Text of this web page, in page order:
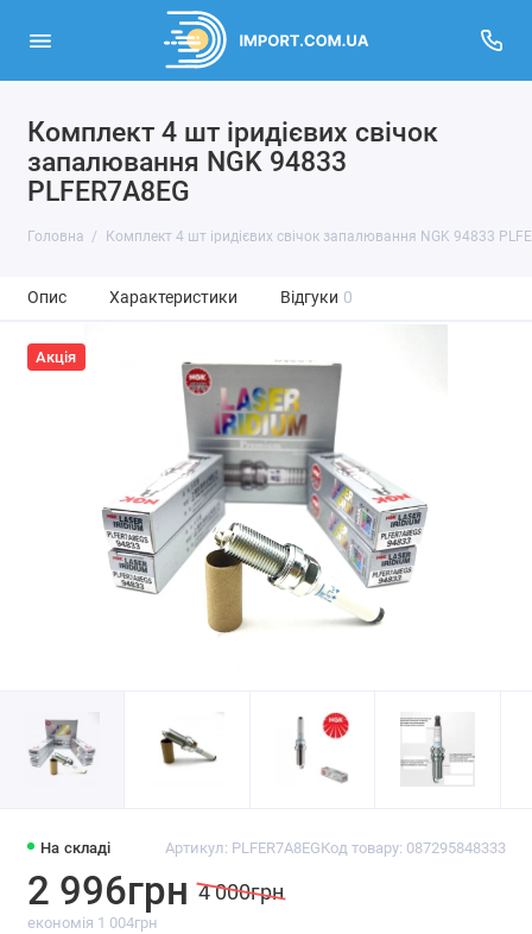
Комплект 4 шт іридієвих свічок
запалювання NGK 94833
PLFER7A8EG
Головна Комплект 4 шт іридієвих свічок запалювання NGK 94833
Опис Характеристики Відгуки 0
Акція
На складі Код товару: 087295848333
Артикул: PLFER7A8EG
2 996грн 4 000грн
економія 1 004грн